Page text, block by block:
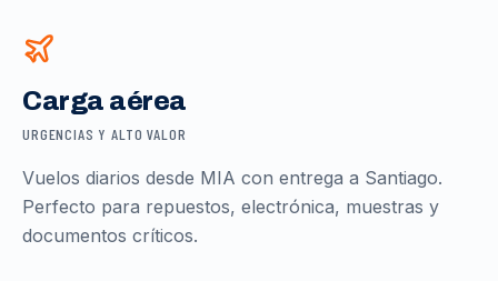
Carga aérea
URGENCIAS Y ALTO VALOR
Vuelos diarios desde MIA con entrega a Santiago.
Perfecto para repuestos, electrónica, muestras y
documentos críticos.